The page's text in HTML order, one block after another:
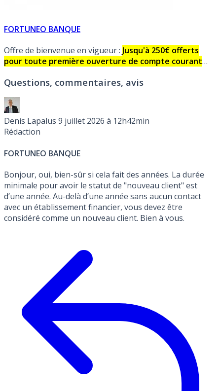
FORTUNEO BANQUE
Offre de bienvenue en vigueur : Jusqu'à 250€ offerts
pour toute première ouverture de compte courant
Fortuneo banque :Carte bancaire gratuite, frais réduits.
Questions, commentaires, avis
Denis Lapalus 9 juillet 2026 à 12h42min
Rédaction
FORTUNEO BANQUE
Bonjour, oui, bien-sûr si cela fait des années. La durée
minimale pour avoir le statut de "nouveau client" est
d’une année. Au-delà d’une année sans aucun contact
avec un établissement financier, vous devez être
considéré comme un nouveau client. Bien à vous.